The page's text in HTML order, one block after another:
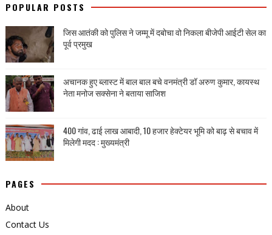
POPULAR POSTS
जिस आतंकी को पुलिस ने जम्मू में दबोचा वो निकला बीजेपी आईटी सेल का
पूर्व प्रमुख
अचानक हुए ब्लास्ट में बाल बाल बचे वनमंत्री डॉ अरुण कुमार, कायस्थ
नेता मनोज सक्सेना ने बताया साजिश
400 गांव, ढाई लाख आबादी, 10 हजार हेक्टेयर भूमि को बाढ़ से बचाव में
मिलेगी मदद : मुख्यमंत्री
PAGES
About
Contact Us